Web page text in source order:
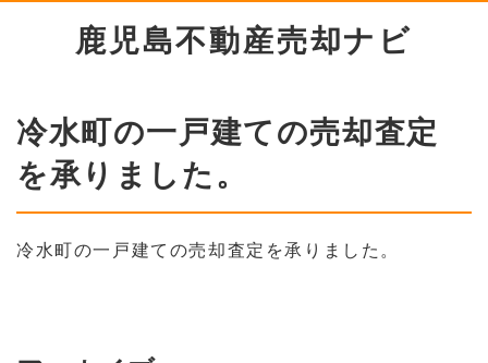
鹿児島不動産売却ナビ
冷水町の一戸建ての売却査定
を承りました。
冷水町の一戸建ての売却査定を承りました。